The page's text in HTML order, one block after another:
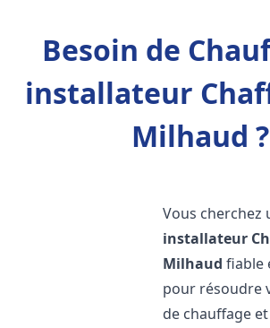
Besoin de
installateur
Milhaud ?
Vous cherchez
installateur
Milhaud fiable
pour résoudre
de chauffage